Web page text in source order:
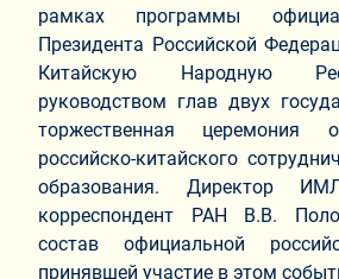
рамках программы
Президента Российской
Китайскую Народную
руководством глав двух
торжественная церемония
российско-китайского
образования. Директор
корреспондент РАН В.В.
состав официальной
принявшей участие в этом